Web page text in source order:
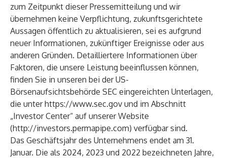
zum Zeitpunkt dieser Pressemitteilung und wir
übernehmen keine Verpflichtung, zukunftsgerichtete
Aussagen öffentlich zu aktualisieren, sei es aufgrund
neuer Informationen, zukünftiger Ereignisse oder aus
anderen Gründen. Detailliertere Informationen über
Faktoren, die unsere Leistung beeinflussen können,
finden Sie in unseren bei der US-
Börsenaufsichtsbehörde SEC eingereichten Unterlagen,
die unterhttps://www.sec.gov und im Abschnitt
„Investor Center“ auf unserer Website
(http://investors.permapipe.com) verfügbar sind.
Das Geschäftsjahr des Unternehmens endet am 31.
Januar. Die als 2024, 2023 und 2022 bezeichneten Jahre,